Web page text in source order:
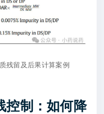
残留及后果计算案例
控制：如何降